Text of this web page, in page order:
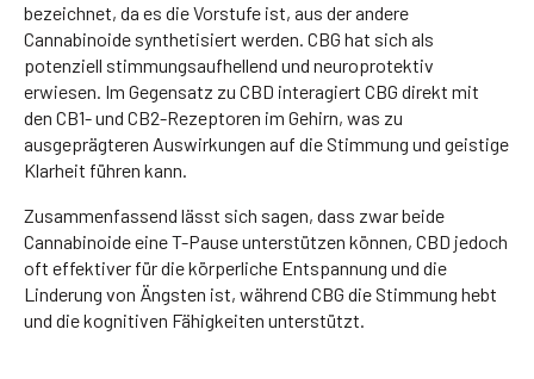
bezeichnet, da es die Vorstufe ist, aus der andere
Cannabinoide synthetisiert werden. CBG hat sich als
potenziell stimmungsaufhellend und neuroprotektiv
erwiesen. Im Gegensatz zu CBD interagiert CBG direkt mit
den CB1- und CB2-Rezeptoren im Gehirn, was zu
ausgeprägteren Auswirkungen auf die Stimmung und geistige
Klarheit führen kann.
Zusammenfassend lässt sich sagen, dass zwar beide
Cannabinoide eine T-Pause unterstützen können, CBD jedoch
oft effektiver für die körperliche Entspannung und die
Linderung von Ängsten ist, während CBG die Stimmung hebt
und die kognitiven Fähigkeiten unterstützt.